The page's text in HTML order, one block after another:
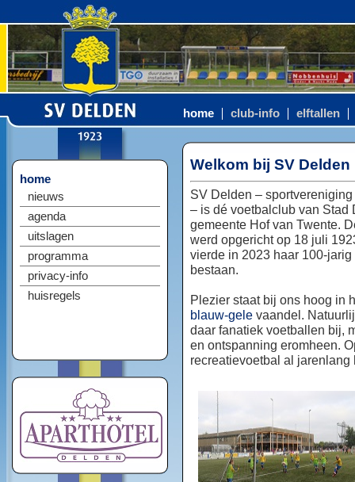
home club-info elftallen
home
nieuws
agenda
uitslagen
programma
privacy-info
huisregels
Welkom bij SV Delden
SV Delden –
– is dé voetbalclub van Stad
gemeente Hof van Twente.
werd opgericht op 18 juli
vierde in 2023 haar 100-jarig
bestaan.
Plezier staat bij ons hoog in
blauw-gele vaandel.
daar fanatiek voetballen bij,
en ontspanning eromheen.
recreatievoetbal al jarenlang